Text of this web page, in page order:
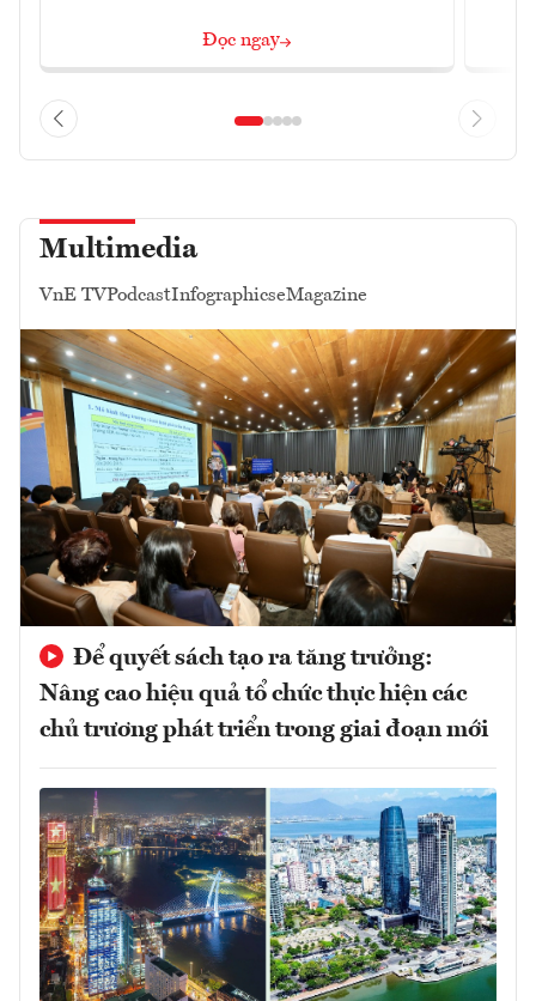
Đọc ngay
Multimedia
VnE TVPodcastInfographicseMagazine
Để quyết sách tạo ra tăng trưởng:
Nâng cao hiệu quả tổ chức thực hiện các
chủ trương phát triển trong giai đoạn mới